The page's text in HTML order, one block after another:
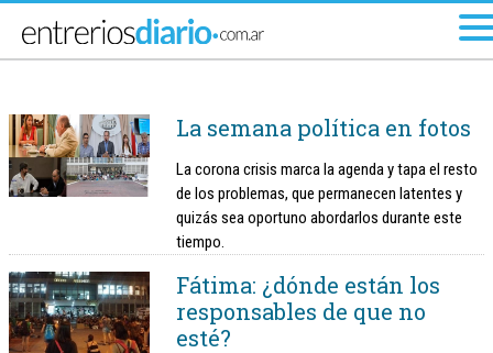
La semana política en fotos
La corona crisis marca la agenda y tapa el resto
de los problemas, que permanecen latentes y
quizás sea oportuno abordarlos durante este
tiempo.
Fátima: ¿dónde están los
responsables de que no
esté?